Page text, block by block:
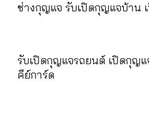
ช่างกุญแจ รับเปิดกุญแจบ้าน
รับเปิดกุญแจรถยนต์ เปิดกุญ
คีย์การ์ด